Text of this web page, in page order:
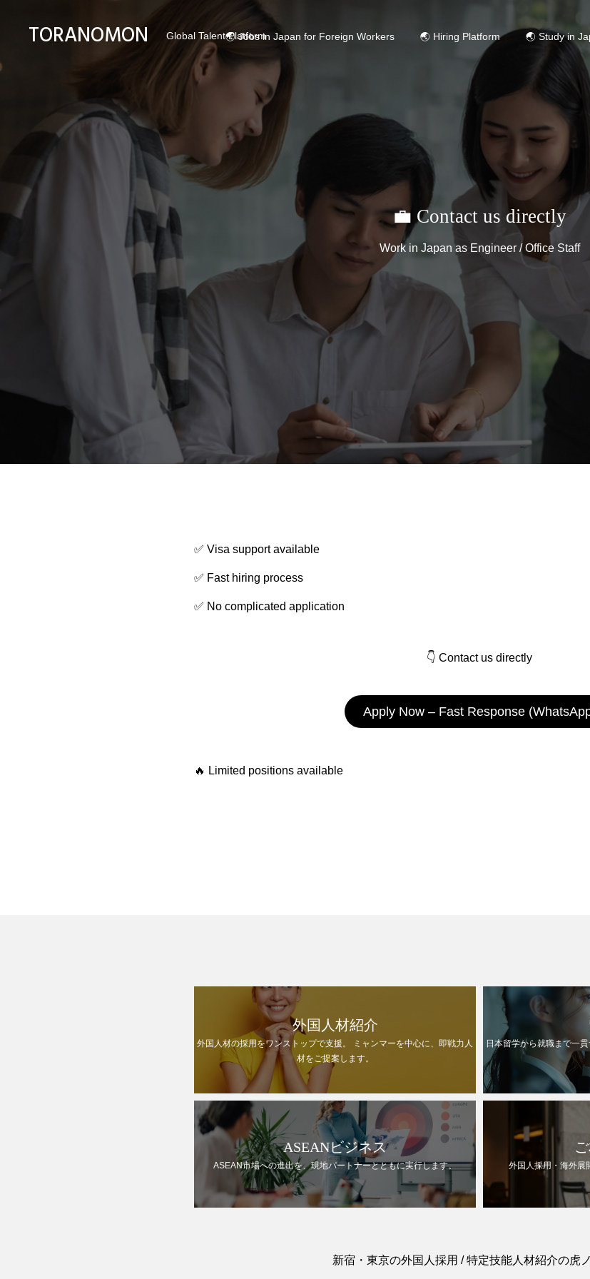
TORANOMON Global Talent Platform🌏 Jobs in Japan for Foreign Workers 🌏 Hiring Platform 🌏 Study in
💼 Contact us directly
Work in Japan as Engineer / Office Staff
✅ Visa support available
✅ Fast hiring process
✅ No complicated application
👇 Contact us directly
Apply Now – Fast Response
🔥 Limited positions available
外国人材紹介
外国人材の採用をワンストップで支援。 ミャンマーを中心に、即戦力人
材をご提案します。
日本留学から就職まで一
ASEANビジネス
ASEAN市場への進出を、現地パートナーとともに実行します。 外国人採用・海外展
新宿・東京の外国人採用 / 特定技能人材紹介の虎